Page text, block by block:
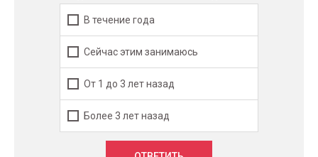
В течение года
Сейчас этим занимаюсь
От 1 до 3 лет назад
Более 3 лет назад